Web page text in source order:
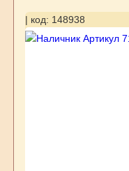
| код: 148938